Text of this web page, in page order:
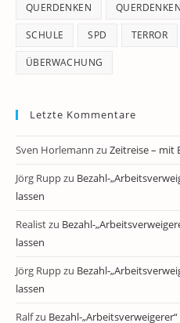
QUERDENKEN
SCHULE SPD TERROR
ÜBERWACHUNG
Letzte Kommentare
Sven Horlemann zu Zeitreise – mit
Jörg Ruppzu Bezahl-
lassen
Realistzu Bezahl-
lassen
Jörg Ruppzu Bezahl-
lassen
Ralfzu Bezahl-